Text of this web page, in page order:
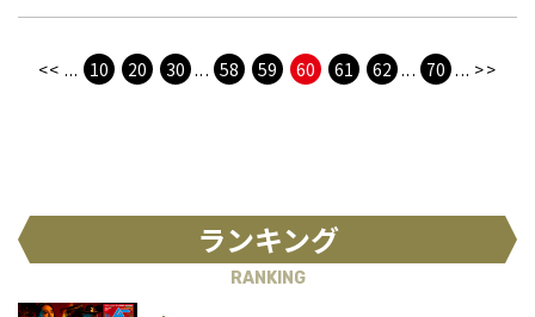
際、激しく抵抗したヒル夫人が着用
してい
<< ... 10 20 30 ... 58 59 60 61 62 ... 70 ... >>
ランキング
RANKING